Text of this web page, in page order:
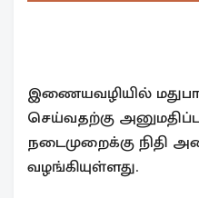
இணையவழியில்
செய்வதற்கு
நடைமுறைக்கு நிதி
வழங்கியுள்ளது.